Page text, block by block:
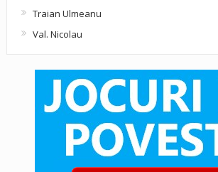
Traian Ulmeanu
Val. Nicolau